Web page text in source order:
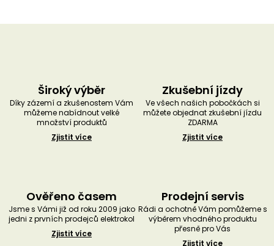
Široký výběr
Díky zázemí a zkušenostem Vám
můžeme nabídnout velké
množství produktů
Zjistit více
Zkušební jízdy
Ve všech našich pobočkách si
můžete objednat zkušební jízdu
ZDARMA
Zjistit více
Ověřeno časem
Jsme s Vámi již od roku 2009 jako
jedni z prvních prodejců elektrokol
Zjistit více
Prodejní servis
Rádi a ochotně Vám pomůžeme s
výběrem vhodného produktu
přesně pro Vás
Zjistit více